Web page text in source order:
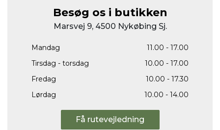
Besøg os i butikken
Marsvej 9, 4500 Nykøbing Sj.
Mandag
11.00 - 17.00
Tirsdag - torsdag
10.00 - 17.00
Fredag
10.00 - 17.30
Lørdag
10.00 - 14.00
Få rutevejledning